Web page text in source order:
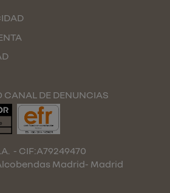
CANAL DE DENUNCIAS
- CIF:A79249470
Madrid- Madrid